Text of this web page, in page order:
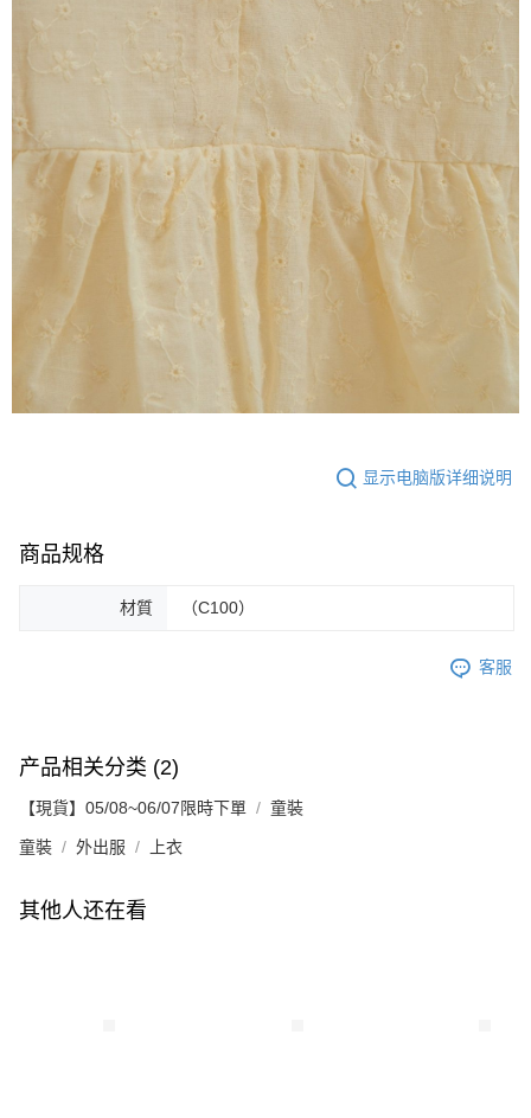
显示电脑版详细说明
商品规格
材質 （C100）
客服
产品相关分类 (2)
【現貨】05/08~06/07限時下單 童裝
童裝 外出服 上衣
其他人还在看